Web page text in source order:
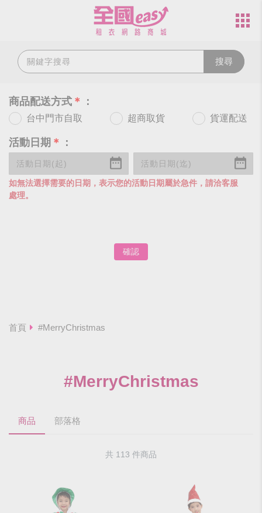
搜尋
商品配送方式 ＊ ：
台中門市自取 超商取貨 貨運配送
活動日期 ＊ ：
如無法選擇需要的日期，表示您的活動日期屬於急件，請洽客服
處理。
確認
首頁 #MerryChristmas
#MerryChristmas
商品 部落格
共 113 件商品